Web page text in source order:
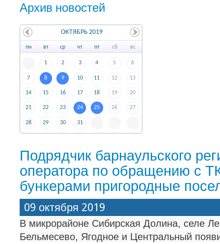
Архив новостей
пн вт ср чт пт сб вс
1 2 3 4 5 6
7 8 9 10 11 12 13
14 15 16 17 18 19 20
21 22 23 24 25 26 27
28 29 30 31
ОКТЯБРЬ 2019
Подрядчик барнаульского
оператора по обращению с
бункерами пригородные
09 октября 2019
В микрорайоне Сибирская Долина, селе
Бельмесево, Ягодное и Центральный